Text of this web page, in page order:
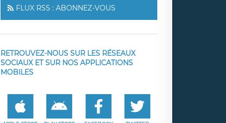
FLUX RSS : ABONNEZ-VOUS
RETROUVEZ-NOUS SUR LES RÉSEAUX
SOCIAUX ET SUR NOS APPLICATIONS
MOBILES